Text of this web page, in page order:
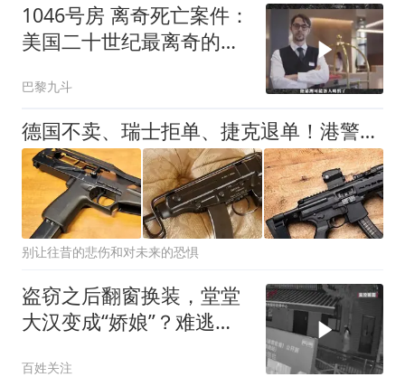
1046号房 离奇死亡案件：
美国二十世纪最离奇的酒
巴黎九斗
德国不卖、瑞士拒单、捷克退单！港警买枪遭断供，国产货突出重围
别让往昔的悲伤和对未来的恐惧
盗窃之后翻窗换装，堂堂
大汉变成“娇娘”？难逃警
百姓关注